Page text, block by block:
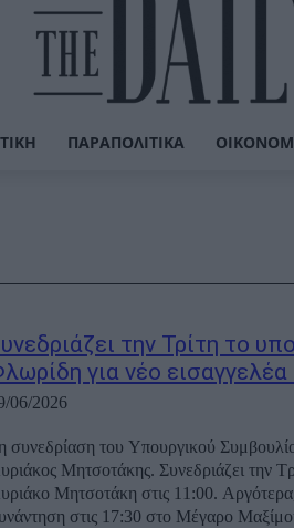
ΠΑΡΑΠΟΛΙΤΙΚΆ
την Τρίτη το
για νέο
06/2026
συνεδρίαση του Υπουργικού
Μητσοτάκης. Συνεδριάζει την
Μητσοτάκη στις 11:00. Αργότερα, ο Πρωθυπουργός έχει προγραμματισμένη
στις 17:30 στο Μέγαρο